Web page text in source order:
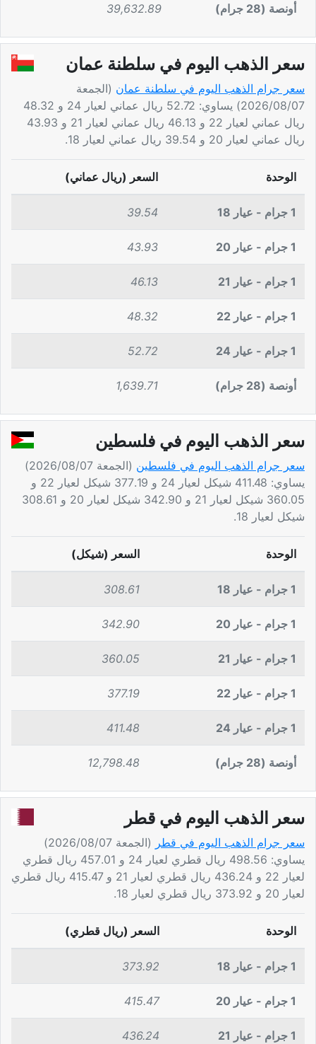
أونصة (28 جرام) 39,632.89
سعر الذهب اليوم في سلطنة عمان
سعر جرام الذهب اليوم في سلطنة عمان (الجمعة
2026/08/07) يساوي: 52.72 ريال عماني لعيار 24 و 48.32
ريال عماني لعيار 22 و 46.13 ريال عماني لعيار 21 و 43.93
ريال عماني لعيار 20 و 39.54 ريال عماني لعيار 18.
الوحدة السعر (ريال عماني)
1 جرام - عيار 18 39.54
1 جرام - عيار 20 43.93
1 جرام - عيار 21 46.13
1 جرام - عيار 22 48.32
1 جرام - عيار 24 52.72
أونصة (28 جرام) 1,639.71
سعر الذهب اليوم في فلسطين
سعر جرام الذهب اليوم في فلسطين
(الجمعة 2026/08/07)
يساوي: 411.48 شيكل لعيار 24 و 377.19 شيكل لعيار 22 و
360.05 شيكل لعيار 21 و 342.90 شيكل لعيار 20 و 308.61
شيكل لعيار 18.
الوحدة السعر (شيكل)
1 جرام - عيار 18 308.61
1 جرام - عيار 20 342.90
1 جرام - عيار 21 360.05
1 جرام - عيار 22 377.19
1 جرام - عيار 24 411.48
أونصة (28 جرام) 12,798.48
سعر الذهب اليوم في قطر
سعر جرام الذهب اليوم في قطر
(الجمعة 2026/08/07)
يساوي: 498.56 ريال قطري لعيار 24 و 457.01 ريال قطري
لعيار 22 و 436.24 ريال قطري لعيار 21 و 415.47 ريال قطري
لعيار 20 و 373.92 ريال قطري لعيار 18.
الوحدة السعر (ريال قطري)
1 جرام - عيار 18 373.92
1 جرام - عيار 20 415.47
1 جرام - عيار 21 436.24